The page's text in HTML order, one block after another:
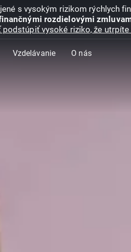
s vysokým rizikom rýchlych
rozdielovými
vysoké riziko, že
Vzdelávanie O nás